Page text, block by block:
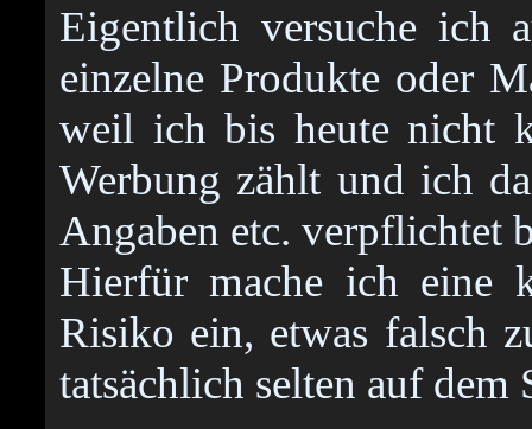
Eigentlich versuche ich
einzelne Produkte oder
weil ich bis heute nicht
Werbung zählt und ich
Angaben etc. verpflichtet
Hierfür mache ich eine
Risiko ein, etwas falsch
tatsächlich selten auf dem